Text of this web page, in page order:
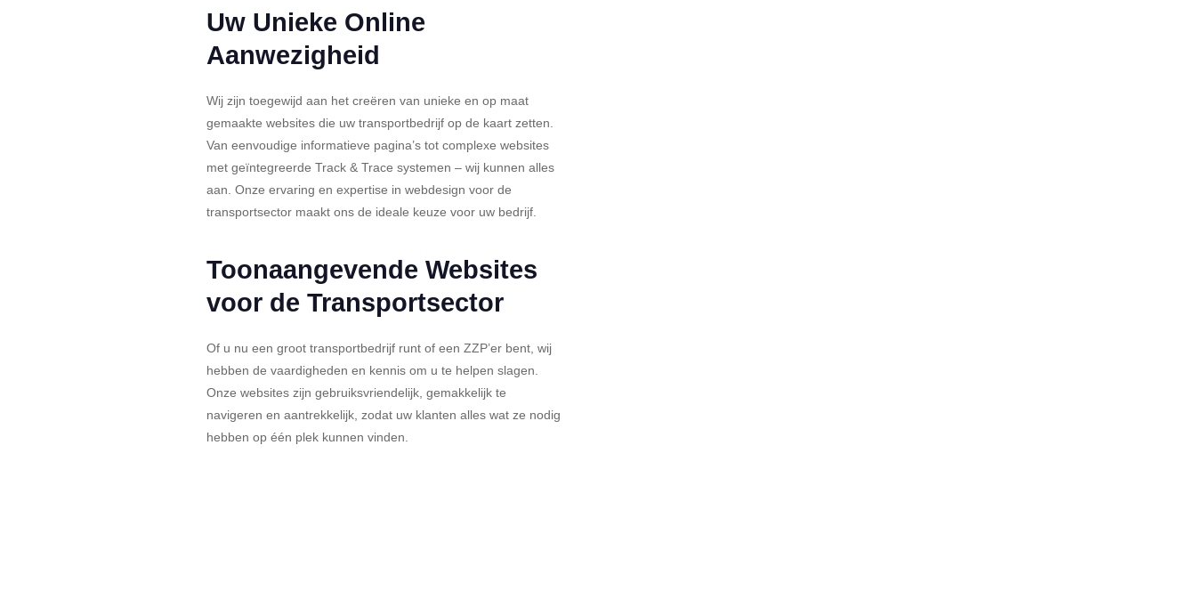
Uw Unieke Online
Aanwezigheid
Wij zijn toegewijd aan het creëren van unieke en op maat
gemaakte websites die uw transportbedrijf op de kaart zetten.
Van eenvoudige informatieve pagina’s tot complexe websites
met geïntegreerde Track & Trace systemen – wij kunnen alles
aan. Onze ervaring en expertise in webdesign voor de
transportsector maakt ons de ideale keuze voor uw bedrijf.
Toonaangevende Websites
voor de Transportsector
Of u nu een groot transportbedrijf runt of een ZZP’er bent, wij
hebben de vaardigheden en kennis om u te helpen slagen.
Onze websites zijn gebruiksvriendelijk, gemakkelijk te
navigeren en aantrekkelijk, zodat uw klanten alles wat ze nodig
hebben op één plek kunnen vinden.